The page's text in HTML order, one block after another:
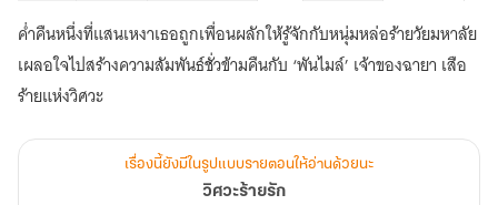
ค่ำคืนหนึ่งที่แสนเหงาเธอถูกเพื่อนผลักให้รู้จักกับหนุ่มหล่อร้ายวัยมหาลัย
เผลอใจไปสร้างความสัมพันธ์ชั่วข้ามคืนกับ ‘พันไมล์’ เจ้าของฉายา เสือ
ร้ายแห่งวิศวะ
เรื่องนี้ยังมีในรูปแบบรายตอนให้อ่านด้วยนะ
วิศวะร้ายรัก